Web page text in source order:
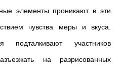
элементы проникают в эти
чувства меры и вкуса.
подталкивают участников
на разрисованных